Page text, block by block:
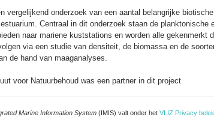
vergelijkend onderzoek van een aantal belangrijke
Centraal in dit onderzoek staan de
naar mariene kuststations en worden alle
via een studie van densiteit, de biomassa en de
de hand van maaganalyses.
voor Natuurbehoud was een partner in dit project
Marine Information System (IMIS) valt onder het VLIZ Privacy